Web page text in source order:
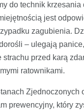
do technik krzesania
jest
zagubienia.
– ulegają
strachu przed karą
ratownikami.
Zjednoczonych
prewencyjny, który